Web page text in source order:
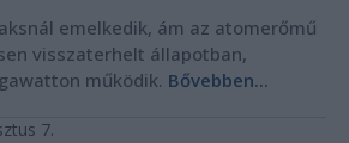
emelkedik, ám az atomerőmű
visszaterhelt állapotban,
működik. Bővebben...
7.